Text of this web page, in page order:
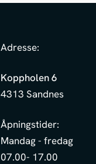
Adresse:
Koppholen 6
4313 Sandnes
Åpningstider:
Mandag - fredag
07.00- 17.00